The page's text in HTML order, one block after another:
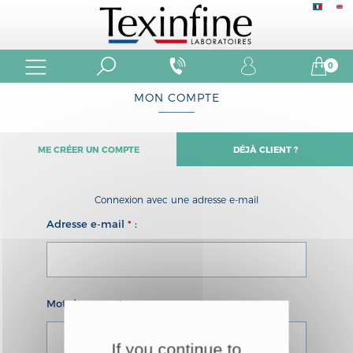
0
MON COMPTE
ME CRÉER UN COMPTE DÉJÀ CLIENT ?
Connexion avec une adresse e-mail
Adresse e-mail * :
Mot de passe*:
If you continue to